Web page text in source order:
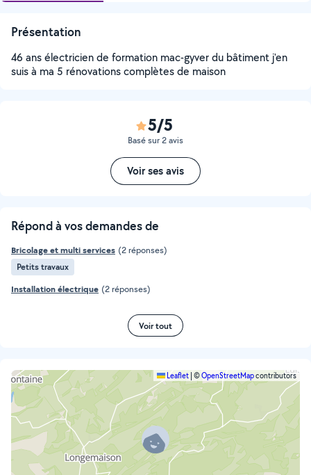
Présentation
46 ans électricien de formation mac-gyver du bâtiment j'en
suis à ma 5 rénovations complètes de maison
5/5
Basé sur 2 avis
Voir ses avis
Répond à vos demandes de
Bricolage et multi services (2 réponses)
Petits travaux
Installation électrique (2 réponses)
Voir tout
Leaflet ©OpenStreetMapcontributors